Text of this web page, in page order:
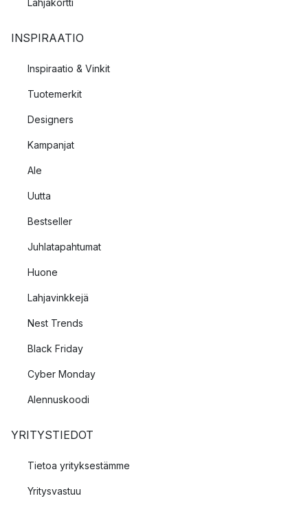
Lahjakortti
INSPIRAATIO
Inspiraatio & Vinkit
Tuotemerkit
Designers
Kampanjat
Ale
Uutta
Bestseller
Juhlatapahtumat
Huone
Lahjavinkkejä
Nest Trends
Black Friday
Cyber Monday
Alennuskoodi
YRITYSTIEDOT
Tietoa yrityksestämme
Yritysvastuu